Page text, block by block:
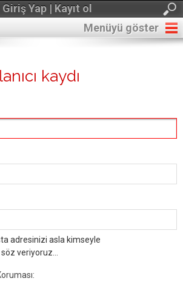
Giriş Yap | Kayıt ol
Menüyü göster
kaydı
adresinizi asla kimseyle
veriyoruz...